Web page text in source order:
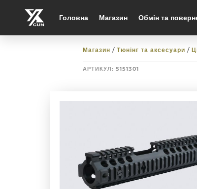
Головна Магазин Обмін та
Магазин / Тюнінг та аксесуари /
АРТИКУЛ: 5151301